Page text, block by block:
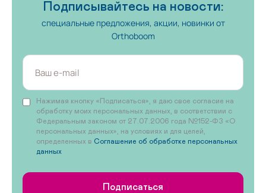
Подписывайтесь на новости:
специальные предложения, акции, новинки от
Orthoboom
Нажимая кнопку «Подписаться», я даю свое согласие на
обработку моих персональных данных, в соответствии с
Федеральным законом от 27.07.2006 года №152-ФЗ «О
персональных данных», на условиях и для целей,
определенных в Соглашение об обработке персональных
данных
Подписаться